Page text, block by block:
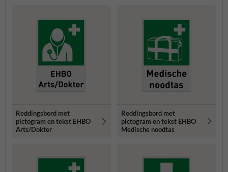
Reddingsbord met
pictogram en tekst EHBO
Arts/Dokter
Reddingsbord met
pictogram en tekst EHBO
Medische noodtas